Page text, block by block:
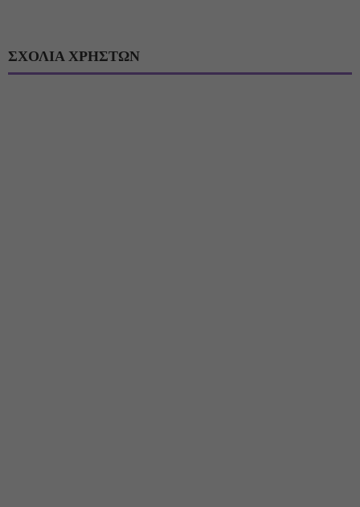
ΣΧΟΛΙΑ ΧΡΗΣΤΩΝ